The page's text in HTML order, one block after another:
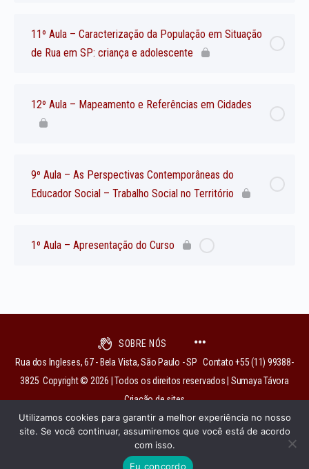
11º Aula – Caracterização da População em Situação
de Rua em SP: criança e adolescente
12º Aula – Mapeamento e Referências em Cidades
9º Aula – As Perspectivas Contemporâneas do
Educador Social – Trabalho Social no Território
1º Aula – Apresentação do Curso
SOBRE NÓS
Rua dos Ingleses, 67 - Bela Vista, São Paulo - SP Contato +55 (11) 99388-
3825 Copyright © 2026 | Todos os direitos reservados | Sumaya Távora
Criação de sites
institutobixiga@gmail.com
Utilizamos cookies para garantir a melhor experiência no nosso
site. Se você continuar, assumiremos que você está de acordo
com isso.
Eu concordo